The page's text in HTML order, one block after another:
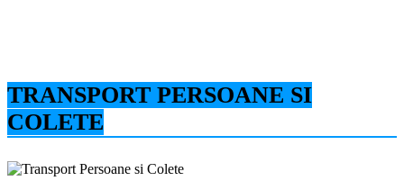
TRANSPORT PERSOANE SI
COLETE